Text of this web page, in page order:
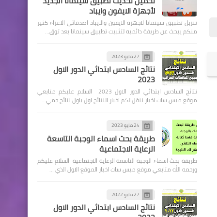
لأجهزة الايفون وايباد
تنزيل تطبيق سينمانا لاجهزة الايفون والايباد اصدقائي الاعزاء كثير
منكم يبحث عن طريقة دائميه لتثبيت تطبيق سينمانا بعد توق…
27 مايو 2023
نتائج السادس ابتدائي الدور الاول
2023
نتائج السادس ابتدائي الدور الاول 2023 السلام عليكم متابعي
موقع ميس سات اخبار ننقل لكم اخبار النتائج اول باول نتائج جمي…
24 مايو 2023
طريقة بحث اسماء الوجبة التاسعة
الرعاية الاجتماعية
طريقة بحث اسماء الوجبة التاسعة الرعاية الاجتماعية السلام عليكم
ورحمه الله متابعي موقع ميس سات اخبار الموقع الاول الذي …
27 مايو 2022
نتائج السادس ابتدائي الدور الاول
وزارة الداخلية
وجبة جديد
مركز تحميل النتائج
الثاني 2023